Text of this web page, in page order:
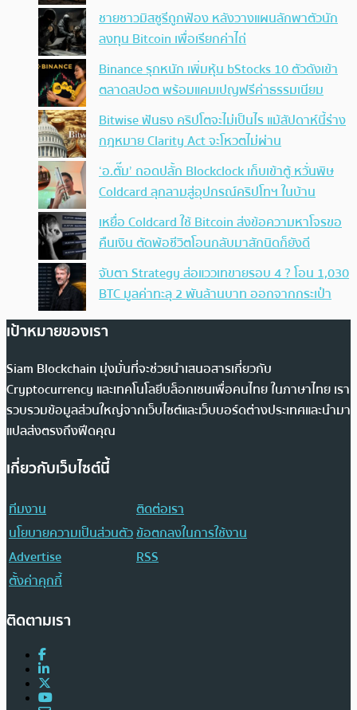
ชายชาวมิสซูรีถูกฟ้อง หลังวางแผนลักพาตัวนัก
ลงทุน Bitcoin เพื่อเรียกค่าไถ่
Binance รุกหนัก เพิ่มหุ้น bStocks 10 ตัวดังเข้า
ตลาดสปอต พร้อมแคมเปญฟรีค่าธรรมเนียม
Bitwise ฟันธง คริปโตจะไม่เป็นไร แม้สัปดาห์นี้ร่าง
กฎหมาย Clarity Act จะโหวตไม่ผ่าน
‘อ.ตั๊ม’ ถอดปลั้ก Blockclock เก็บเข้าตู้ หวั่นพิษ
Coldcard ลุกลามสู่อุปกรณ์คริปโทฯ ในบ้าน
เหยื่อ Coldcard ใช้ Bitcoin ส่งข้อความหาโจรขอ
คืนเงิน ตัดพ้อชีวิตโอนกลับมาสักนิดก็ยังดี
จับตา Strategy ส่อแววเทขายรอบ 4 ? โอน 1,030
BTC มูลค่าทะลุ 2 พันล้านบาท ออกจากกระเป๋า
เป้าหมายของเรา
Siam Blockchain มุ่งมั่นที่จะช่วยนำเสนอสารเกี่ยวกับ
Cryptocurrency และเทคโนโลยีบล็อกเชนเพื่อคนไทย ในภาษาไทย เรา
รวบรวมข้อมูลส่วนใหญ่จากเว็บไซต์และเว็บบอร์ดต่างประเทศและนำมา
แปลส่งตรงถึงฟีดคุณ
เกี่ยวกับเว็บไซต์นี้
ทีมงาน
ติดต่อเรา
นโยบายความเป็นส่วนตัวข้อตกลงในการใช้งาน
Advertise
RSS
ตั้งค่าคุกกี้
ติดตามเรา